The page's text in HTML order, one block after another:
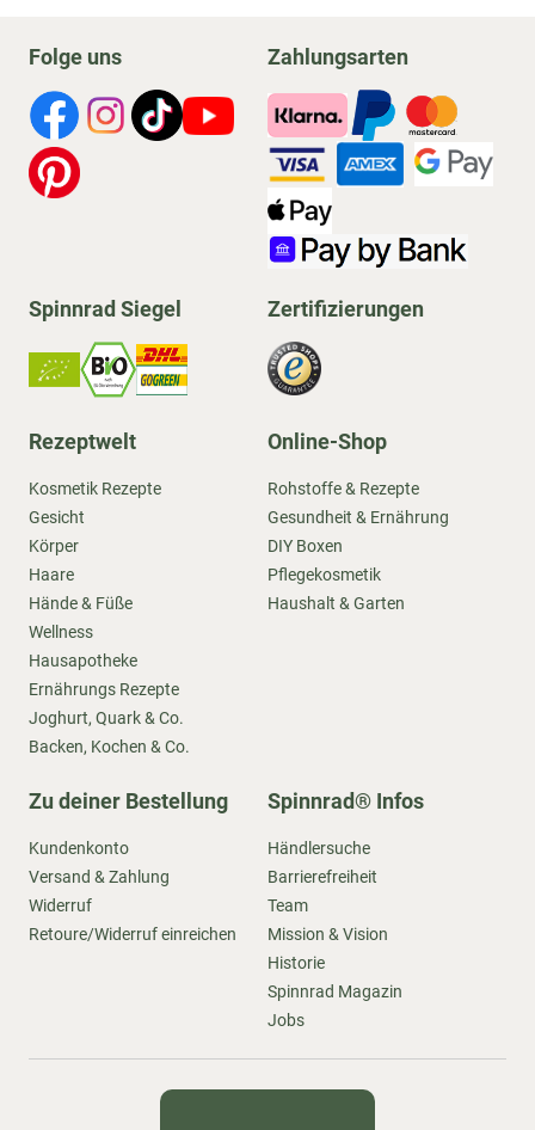
Folge uns Zahlungsarten
Spinnrad Siegel Zertifizierungen
Rezeptwelt
Kosmetik Rezepte
Gesicht
Körper
Haare
Hände & Füße
Wellness
Hausapotheke
Ernährungs Rezepte
Joghurt, Quark & Co.
Backen, Kochen & Co.
Online-Shop
Rohstoffe & Rezepte
Gesundheit & Ernährung
DIY Boxen
Pflegekosmetik
Haushalt & Garten
Zu deiner Bestellung
Kundenkonto
Versand & Zahlung
Widerruf
Retoure/Widerruf einreichen
Spinnrad® Infos
Händlersuche
Barrierefreiheit
Team
Mission & Vision
Historie
Spinnrad Magazin
Jobs